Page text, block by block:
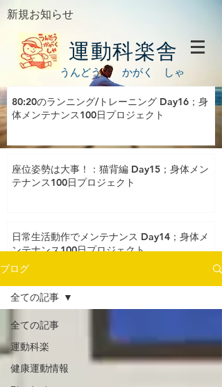
新規お知らせ
運動科楽舎
うんどう かがく しゃ
80:20のランニング/トレーニング Day16；身
体メンテナンス100日プロジェクト
座位姿勢は大事！：猫背編 Day15；身体メン
テナンス100日プロジェクト
日常生活動作でメンテナンス Day14；身体メ
ンテナンス100日プロジェクト
ブログ
全ての記事
運動科楽
健康運動情報
全ての記事